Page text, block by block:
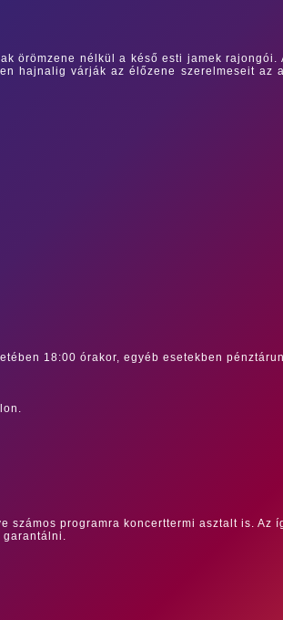
örömzene nélkül a késő esti jamek rajongói.
hajnalig várják az élőzene szerelmeseit az
18:00 órakor, egyéb esetekben
számos programra koncerttermi asztalt is. Az
garantálni.